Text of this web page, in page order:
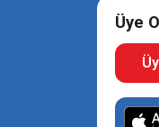
Üye Ol